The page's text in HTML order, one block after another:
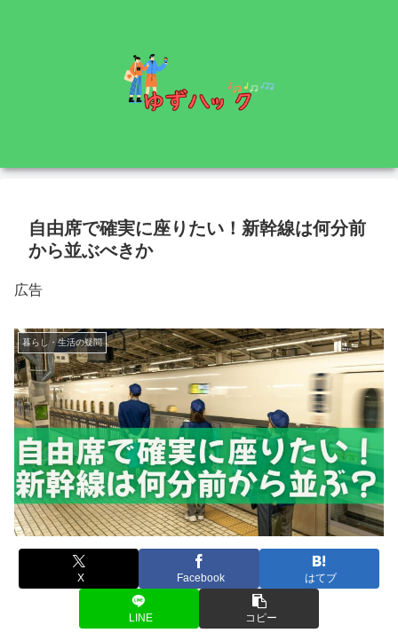
自由席で確実に座りたい！新幹線は何分前
から並ぶべきか
広告
暮らし・生活の疑問
X Facebook はてブ
LINE コピー